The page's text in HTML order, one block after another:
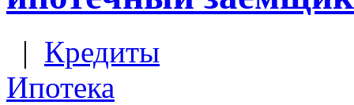
| Кредиты
Ипотека